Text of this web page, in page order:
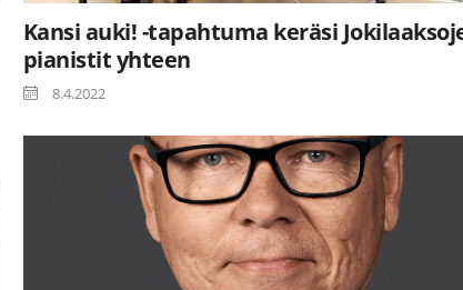
Kansi auki! -tapahtuma keräsi
pianistit yhteen
8.4.2022